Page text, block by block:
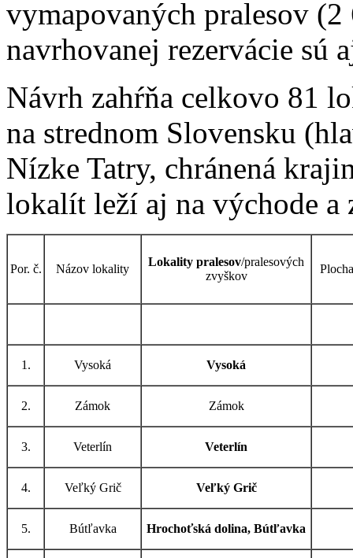
vymapovaných pralesov (2
navrhovanej rezervácie sú
Návrh zahŕňa celkovo 81
na strednom Slovensku
Nízke Tatry, chránená
lokalít leží aj na východe a
Por. č. Názov lokality
Lokality pralesov/pralesových
zvyškov
1. Vysoká Vysoká
2. Zámok Zámok
3. Veterlín Veterlín
4. Veľký Grič Veľký Grič
5. Bútľavka Hrochoťská dolina, Bútľavka